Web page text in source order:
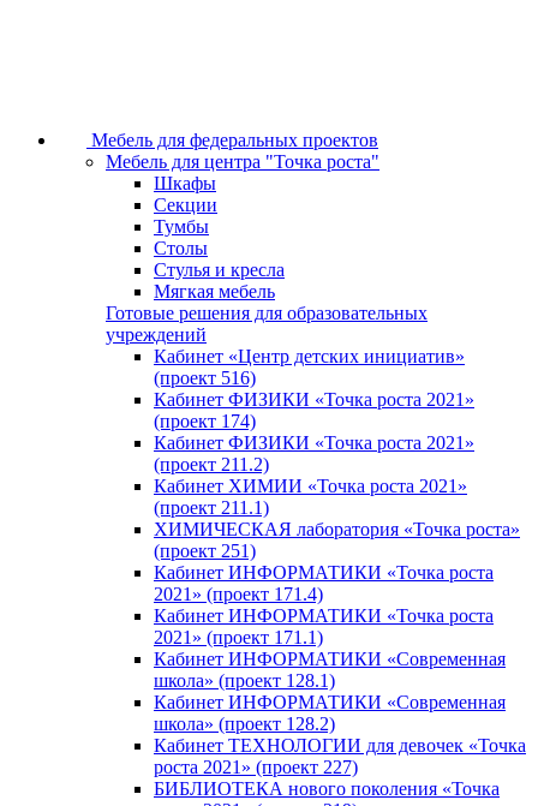
Мебель для федеральных проектов
Мебель для центра "Точка роста"
Шкафы
Секции
Тумбы
Столы
Стулья и кресла
Мягкая мебель
Готовые решения для образовательных
учреждений
Кабинет «Центр детских инициатив»
(проект 516)
Кабинет ФИЗИКИ «Точка роста 2021»
(проект 174)
Кабинет ФИЗИКИ «Точка роста 2021»
(проект 211.2)
Кабинет ХИМИИ «Точка роста 2021»
(проект 211.1)
ХИМИЧЕСКАЯ лаборатория «Точка роста»
(проект 251)
Кабинет ИНФОРМАТИКИ «Точка роста
2021» (проект 171.4)
Кабинет ИНФОРМАТИКИ «Точка роста
2021» (проект 171.1)
Кабинет ИНФОРМАТИКИ «Современная
школа» (проект 128.1)
Кабинет ИНФОРМАТИКИ «Современная
школа» (проект 128.2)
Кабинет ТЕХНОЛОГИИ для девочек «Точка
роста 2021» (проект 227)
БИБЛИОТЕКА нового поколения «Точка